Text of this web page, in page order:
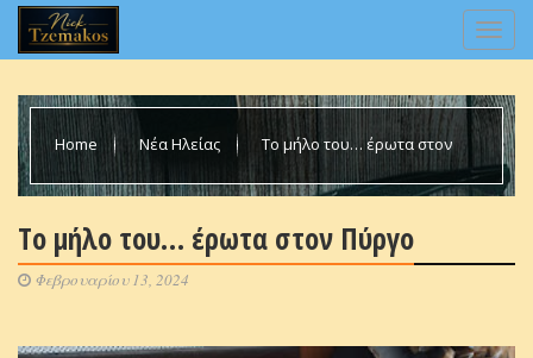
Home Νέα Ηλείας Τo μήλο του… έρωτα στον
Τo μήλο του… έρωτα στον Πύργο
Φεβρουαρίου 13, 2024